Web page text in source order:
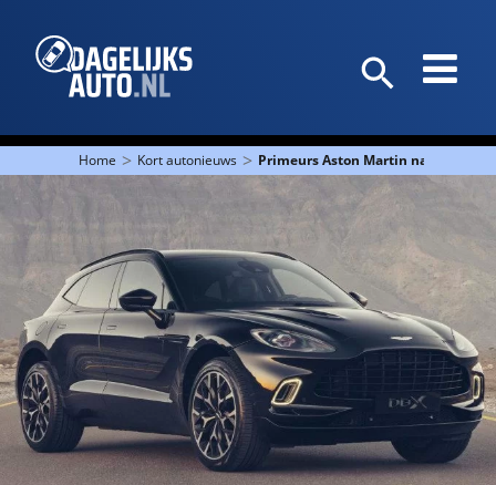
Home > Kort autonieuws > Primeurs Aston Martin naar